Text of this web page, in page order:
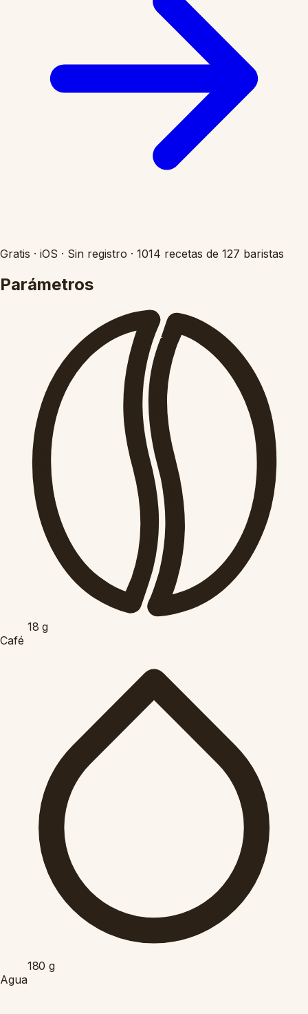
Gratis · iOS · Sin registro · 1014 recetas de 127 baristas
Parámetros
18g
Café
180 g
Agua